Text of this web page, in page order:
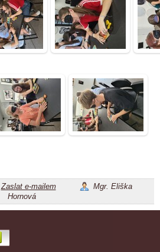
Zaslat e-mailem
Mgr. Eliška
Hornová